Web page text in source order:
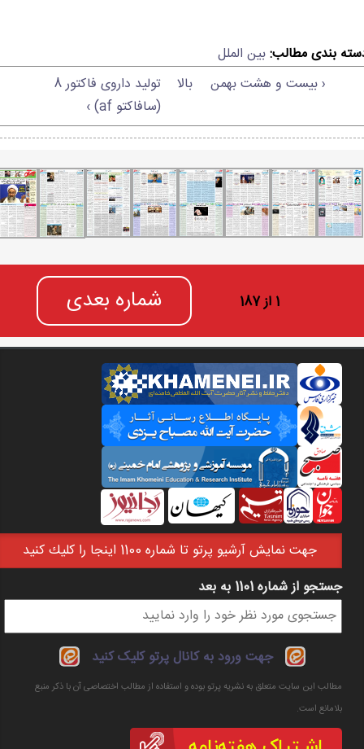
بندی مطالب:بین الملل
‹ بیست و هشت بهمن
بالا
تولید داروی فاکتور 8
(سافاکتو af) ›
1 از 187 شماره بعدی
جهت نمايش آرشيو پرتو تا شماره 1100 اينجا را كليك كنيد
فرم جستجو
جستجو از شماره 1101 به بعد
جهت ورود به کانال پرتو کلیک کنید
مطالب این سایت متعلق به نشریه پرتو بوده و استفاده از مطالب اختصاصی آن با ذکر منبع
بلامانع است.